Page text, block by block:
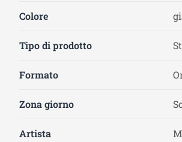
Colore
Tipo di prodotto
Formato
Zona giorno
Artista